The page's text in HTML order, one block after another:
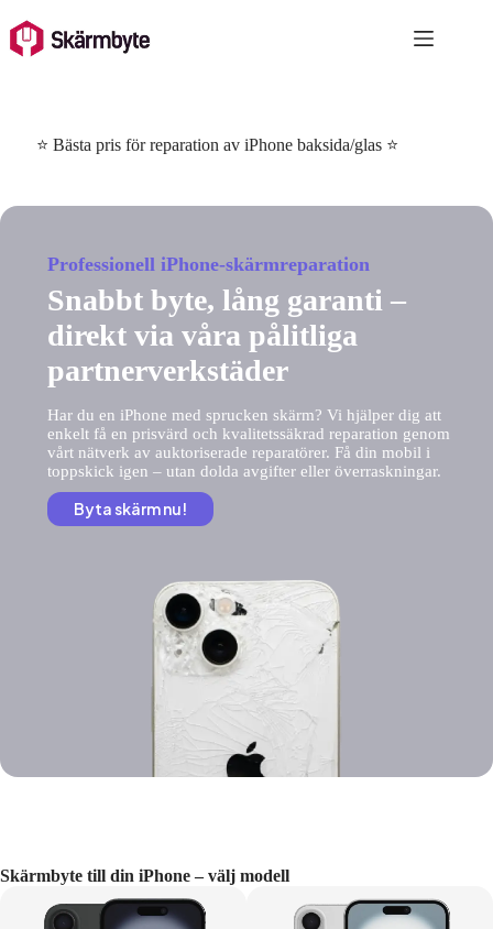
to
content
⭐ Bästa pris för reparation av iPhone baksida/glas ⭐
Professionell iPhone-skärmreparation
Snabbt byte, lång garanti –
direkt via våra pålitliga
partnerverkstäder
Har du en iPhone med sprucken skärm? Vi hjälper dig att
enkelt få en prisvärd och kvalitetssäkrad reparation genom
vårt nätverk av auktoriserade reparatörer. Få din mobil i
toppskick igen – utan dolda avgifter eller överraskningar.
Byta skärm nu!
Skärmbyte till din iPhone – välj modell